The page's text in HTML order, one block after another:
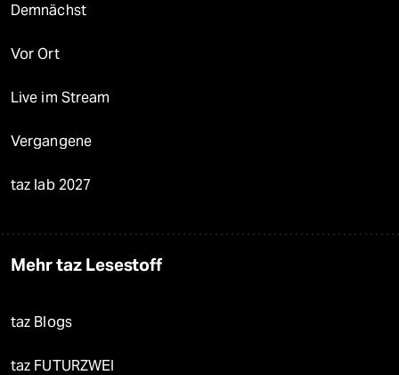
Demnächst
Vor Ort
Live im Stream
Vergangene
taz lab 2027
Mehr taz Lesestoff
taz Blogs
taz FUTURZWEI